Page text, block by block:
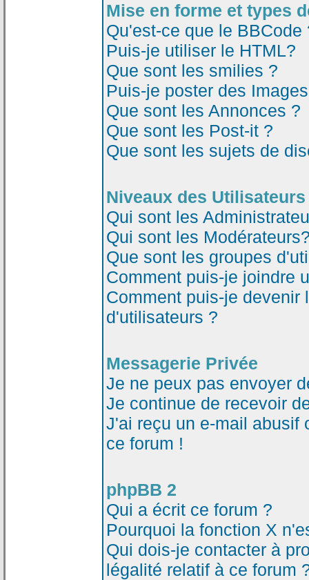
Mise en forme et types
Qu'est-ce que le BBCode
Puis-je utiliser le HTML?
Que sont les smilies ?
Puis-je poster des
Que sont les Annonces ?
Que sont les Post-it ?
Que sont les sujets de
Niveaux des
Qui sont les
Qui sont les
Que sont les groupes
Comment puis-je joindre
Comment puis-je devenir
d'utilisateurs ?
Messagerie Privée
Je ne peux pas envoyer
Je continue de recevoir
J'ai reçu un e-mail abusif
ce forum !
phpBB 2
Qui a écrit ce forum ?
Pourquoi la fonction X
Qui dois-je contacter à
légalité relatif à ce forum